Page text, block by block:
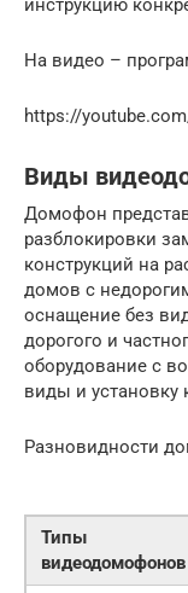
инструкцию
На видео –
https://
Виды
Домофон
разблокировки
конструкций на
домов с
оснащение без
дорогого и
оборудование с
виды и
Разновидности
Типы
видеодомофонов